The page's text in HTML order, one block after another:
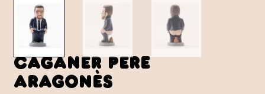
Caganer Pere
Aragonès